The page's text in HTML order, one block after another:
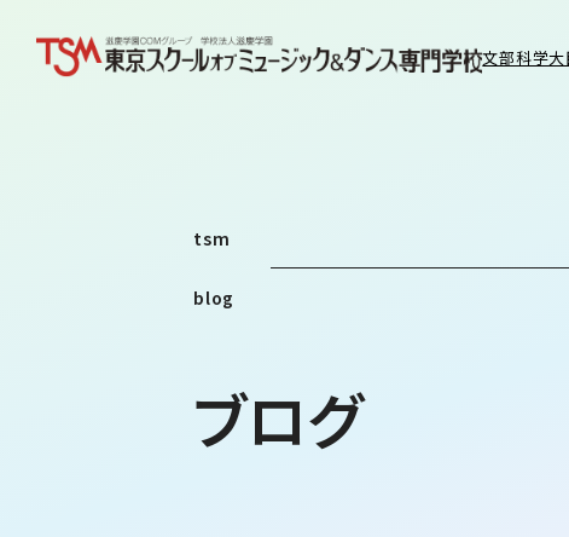
文部科学大
tsm
blog
ブログ